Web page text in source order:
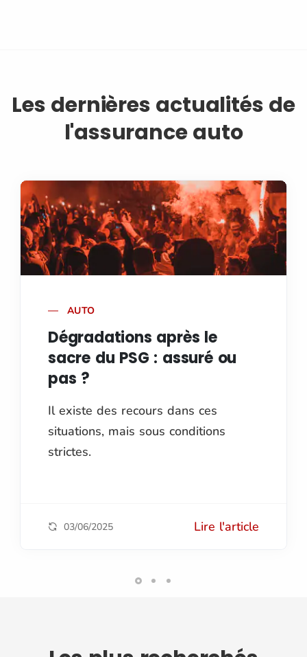
Les dernières actualités de
l'assurance auto
AUTO
Dégradations après le
sacre du PSG : assuré ou
pas ?
Il existe des recours dans ces
situations, mais sous conditions
strictes.
03/06/2025 Lire l'article